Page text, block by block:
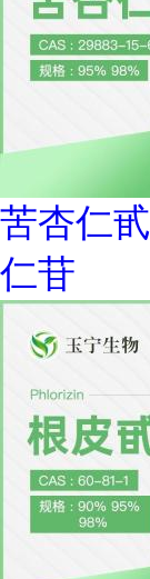
苦杏仁
仁苷